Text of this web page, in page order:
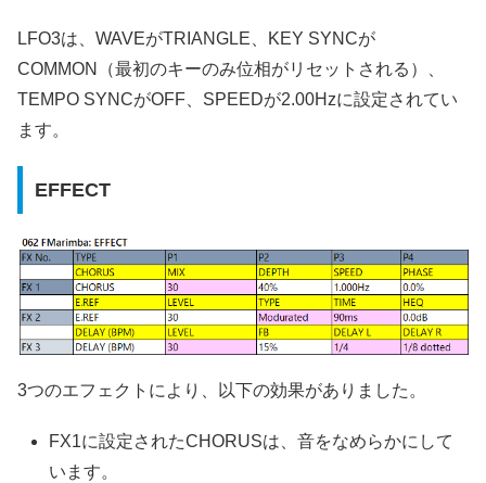
LFO3は、WAVEがTRIANGLE、KEY SYNCが
COMMON（最初のキーのみ位相がリセットされる）、
TEMPO SYNCがOFF、SPEEDが2.00Hzに設定されてい
ます。
EFFECT
3つのエフェクトにより、以下の効果がありました。
FX1に設定されたCHORUSは、音をなめらかにして
います。